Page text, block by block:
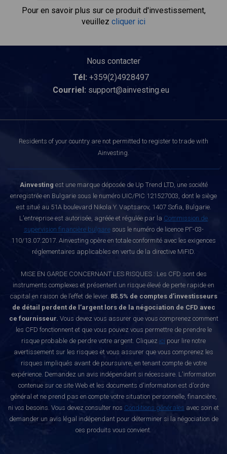
Pour en savoir plus sur ce produit d'investissement,
veuillez cliquer ici
Nous contacter
Tél: +359(2)4928497
Courriel: support@ainvesting.eu
Residents of your country are not permitted to register to trade with
Ainvesting.
Ainvesting est une marque déposée de Up Trend LTD, une société
enregistrée en Bulgarie sous le numéro UIC/PIC 121527003, dont le siège
est situé au 51A boulevard Nikola Y. Vaptsarov, 1407 Sofia, Bulgarie.
L'entreprise est autorisée, agréée et régulée par la Commission de
supervision financière bulgaresous le numéro de licence РГ-03-
110/13.07.2017. Ainvesting opère en totale conformité avec les exigences
réglementaires applicables en vertu de la directive MiFID.
MISE EN GARDE CONCERNANT LES RISQUES : Les CFD sont des
instruments complexes et présentent un risque élevé de perte rapide en
capital en raison de l’effet de levier. 85.5% de comptes d’investisseurs
de détail perdent de l’argent lors de la négociation de CFD avec
ce fournisseur. Vous devez vous assurer que vous comprenez comment
les CFD fonctionnent et que vous pouvez vous permettre de prendre le
risque probable de perdre votre argent. Cliquez ici pour lire notre
avertissement sur les risques et vous assurer que vous comprenez les
risques impliqués avant de poursuivre, en tenant compte de votre
expérience. Demandez un avis indépendant si nécessaire. L'information
contenue sur ce site Web et les documents d'information est d'ordre
général et ne prend pas en compte votre situation personnelle, financière,
ni vos besoins. Vous devez consulter nos Conditions générales avec soin et
demander un avis légal indépendant pour déterminer si la négociation de
ces produits vous convient.